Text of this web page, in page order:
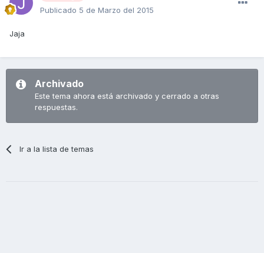
Publicado 5 de Marzo del 2015
Jaja
Archivado
Este tema ahora está archivado y cerrado a otras
respuestas.
Ir a la lista de temas